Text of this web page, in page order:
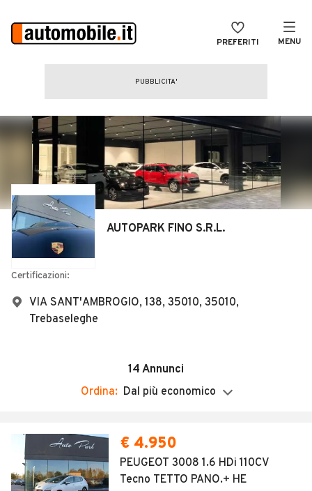
PREFERITI MENU
CERCA
Auto usate
Auto Km 0
Auto Nuove
Noleggio a lungo termine
Auto d'epoca
Moto
Veicoli Commerciali
MAGAZINE
ACCEDI
AUTOPARK FINO S.R.L.
Certificazioni:
VIA SANT'AMBROGIO, 138, 35010, 35010,
Trebaseleghe
14 Annunci
Ordina: Dal più economico
€ 4.950
PEUGEOT 3008 1.6 HDi 110CV
Tecno TETTO PANO.+ HE